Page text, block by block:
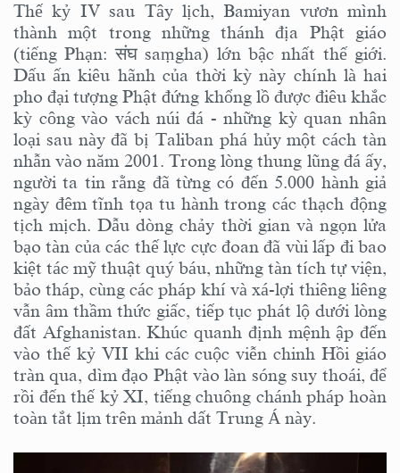
Thế kỷ IV sau Tây lịch, Bamiyan vươn mình
thành một trong những thánh địa Phật giáo
(tiếng Phạn: संघ saṃgha) lớn bậc nhất thế giới.
Dấu ấn kiêu hãnh của thời kỳ này chính là hai
pho đại tượng Phật đứng khổng lồ được điêu khắc
kỳ công vào vách núi đá - những kỳ quan nhân
loại sau này đã bị Taliban phá hủy một cách tàn
nhẫn vào năm 2001. Trong lòng thung lũng đá ấy,
người ta tin rằng đã từng có đến 5.000 hành giả
ngày đêm tĩnh tọa tu hành trong các thạch động
tịch mịch. Dẫu dòng chảy thời gian và ngọn lửa
bạo tàn của các thế lực cực đoan đã vùi lấp đi bao
kiệt tác mỹ thuật quý báu, những tàn tích tự viện,
bảo tháp, cùng các pháp khí và xá-lợi thiêng liêng
vẫn âm thầm thức giấc, tiếp tục phát lộ dưới lòng
đất Afghanistan. Khúc quanh định mệnh ập đến
vào thế kỷ VII khi các cuộc viễn chinh Hồi giáo
tràn qua, dìm đạo Phật vào làn sóng suy thoái, để
rồi đến thế kỷ XI, tiếng chuông chánh pháp hoàn
toàn tắt lịm trên mảnh dất Trung Á này.